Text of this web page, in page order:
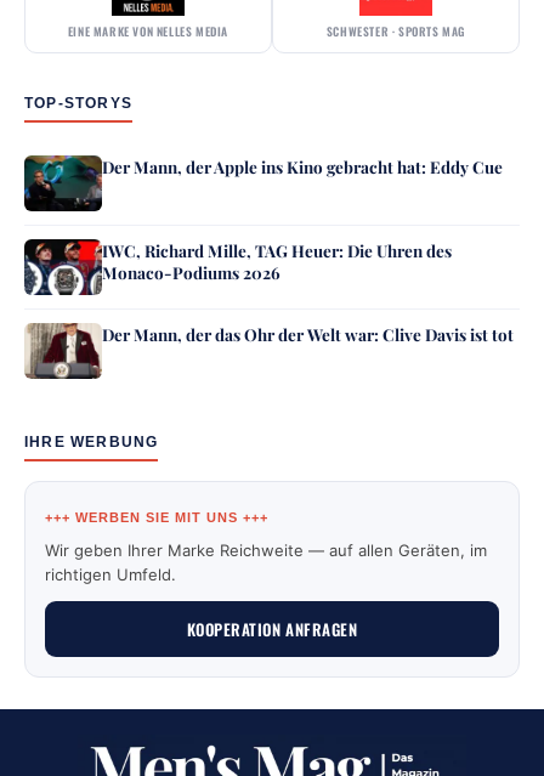
EINE MARKE VON NELLES MEDIA SCHWESTER · SPORTS MAG
TOP-STORYS
Der Mann, der Apple ins Kino gebracht hat: Eddy Cue
IWC, Richard Mille, TAG Heuer: Die Uhren des
Monaco-Podiums 2026
Der Mann, der das Ohr der Welt war: Clive Davis ist tot
IHRE WERBUNG
+++ WERBEN SIE MIT UNS +++
Wir geben Ihrer Marke Reichweite — auf allen Geräten, im
richtigen Umfeld.
KOOPERATION ANFRAGEN